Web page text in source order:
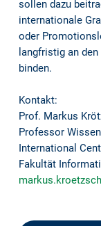
sollen dazu
internationale
oder
langfristig an
binden.
Kontakt:
Prof. Markus
Professor
International
Fakultät